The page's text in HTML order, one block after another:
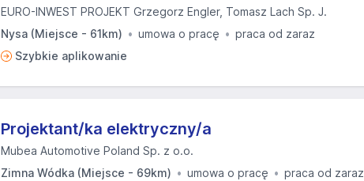
EURO-INWEST PROJEKT Grzegorz Engler, Tomasz Lach Sp. J.
Nysa (Miejsce - 61km)
umowa o pracę
praca od zaraz
Szybkie aplikowanie
Projektant/ka elektryczny/a
Mubea Automotive Poland Sp. z o.o.
Zimna Wódka (Miejsce - 69km)
umowa o pracę
praca od zaraz